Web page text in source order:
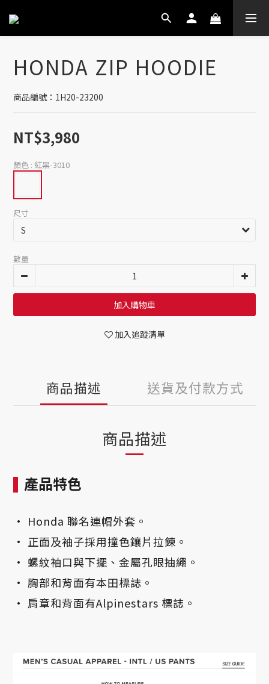
HONDA ZIP HOODIE
商品編號：1H20-23200
NT$3,980
顏色 : 紅黑-3010
尺寸
數量
加入購物車
加入追蹤清單
商品描述 送貨及付款方式
商品描述
產品特色
• Honda 聯名連帽外套。
• 正面及袖子採用撞色鑲片拉鍊。
• 螺紋袖口與下擺、金屬孔眼抽繩。
• 胸部和背面有本田標誌。
• 肩章和背面有Alpinestars 標誌。